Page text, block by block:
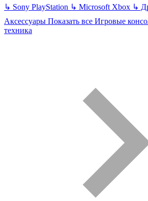
↳ Sony PlayStation ↳ Microsoft Xbox ↳
Аксессуары Показать все Игровые
техника